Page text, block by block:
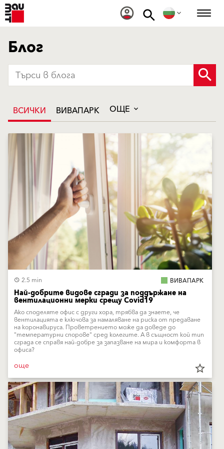
Блог
ВСИЧКИ ВИВАПАРК ОЩЕ
2.5 min ВИВАПАРК
Най-добрите видове сгради за поддържане на
вентилационни мерки срещу Covid19
Ако споделяте офис с други хора, трябва да знаете, че
вентилацията е ключова за намаляване на риска от предаване
на коронавируса. Проветрението може да доведе до
"температурни спорове" сред колегите. А в същност кой тип
сграда се справя най-добре за запазване на мира и комфорта в
офиса?
още star_border